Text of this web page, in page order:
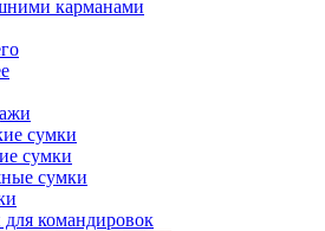
карманами
сумки
сумки
сумки
командировок